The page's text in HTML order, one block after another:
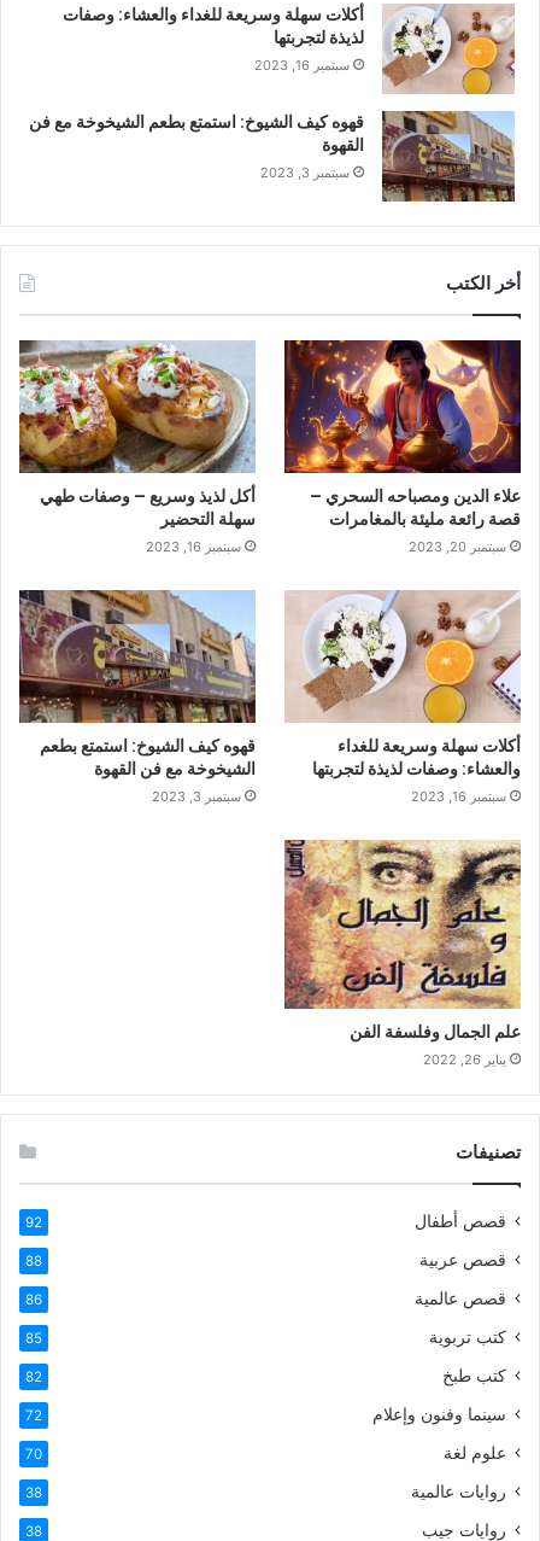
أكلات سهلة وسريعة للغداء والعشاء: وصفات
لذيذة لتجربتها
سبتمبر 16, 2023
قهوه كيف الشيوخ: استمتع بطعم الشيخوخة مع فن
القهوة
سبتمبر 3, 2023
أخر الكتب
علاء الدين ومصباحه السحري –
قصة رائعة مليئة بالمغامرات
سبتمبر 20, 2023
أكل لذيذ وسريع – وصفات طهي
سهلة التحضير
سبتمبر 16, 2023
أكلات سهلة وسريعة للغداء
والعشاء: وصفات لذيذة لتجربتها
سبتمبر 16, 2023
قهوه كيف الشيوخ: استمتع بطعم
الشيخوخة مع فن القهوة
سبتمبر 3, 2023
علم الجمال وفلسفة الفن
يناير 26, 2022
تصنيفات
قصص أطفال 92
قصص عربية 88
قصص عالمية 86
كتب تربوية 85
كتب طبخ 82
سينما وفنون وإعلام 72
علوم لغة 70
روايات عالمية 38
روايات جيب 38